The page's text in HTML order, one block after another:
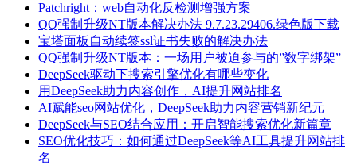
Patchright：web自动化反检测增强方案
QQ强制升级NT版本解决办法 9.7.23.29406.绿色版下载
宝塔面板自动续签ssl证书失败的解决办法
QQ强制升级NT版本：一场用户被迫参与的”数字绑架”
DeepSeek驱动下搜索引擎优化有哪些变化
用DeepSeek助力内容创作，AI提升网站排名
AI赋能seo网站优化，DeepSeek助力内容营销新纪元
DeepSeek与SEO结合应用：开启智能搜索优化新篇章
SEO优化技巧：如何通过DeepSeek等AI工具提升网站排
名